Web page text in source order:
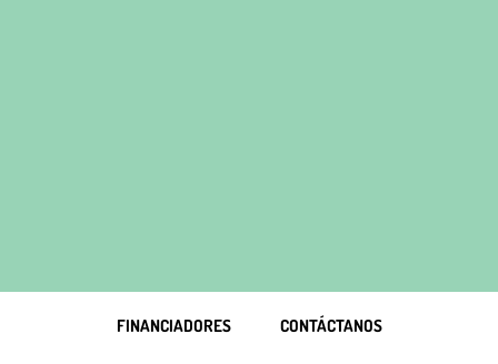
FINANCIADORES CONTÁCTANOS